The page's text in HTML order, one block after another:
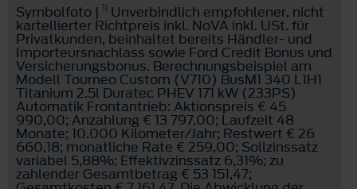
Symbolfoto | 1) Unverbindlich empfohlener, nicht
kartellierter Richtpreis inkl. NoVA inkl. USt. für
Privatkunden, beinhaltet bereits Händler- und
Importeursnachlass sowie Ford Credit Bonus und
Versicherungsbonus. Berechnungsbeispiel am
Modell Tourneo Custom (V710) BusM1 340 L1H1
Titanium 2.5l Duratec PHEV 171 kW (233PS)
Automatik Frontantrieb: Aktionspreis € 45
990,00; Anzahlung € 13 797,00; Laufzeit 48
Monate; 10.000 Kilometer/Jahr; Restwert € 26
660,18; monatliche Rate € 259,00; Sollzinssatz
variabel 5,88%; Effektivzinssatz 6,31%; zu
zahlender Gesamtbetrag € 53 151,47;